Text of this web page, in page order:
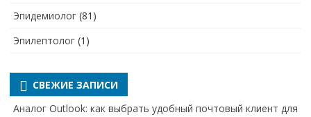
Эпидемиолог (81)
Эпилептолог (1)
СВЕЖИЕ ЗАПИСИ
Аналог Outlook: как выбрать удобный почтовый клиент для